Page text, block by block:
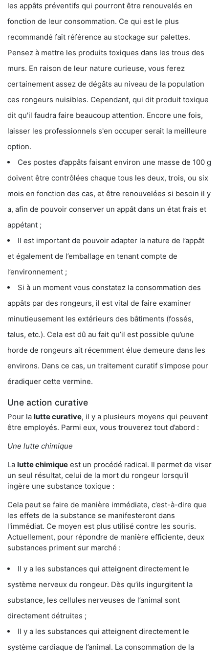
les appâts préventifs qui pourront être renouvelés en
fonction de leur consommation. Ce qui est le plus
recommandé fait référence au stockage sur palettes.
Pensez à mettre les produits toxiques dans les trous des
murs. En raison de leur nature curieuse, vous ferez
certainement assez de dégâts au niveau de la population
ces rongeurs nuisibles. Cependant, qui dit produit toxique
dit qu'il faudra faire beaucoup attention. Encore une fois,
laisser les professionnels s'en occuper serait la meilleure
option.
Ces postes d’appâts faisant environ une masse de 100 g
doivent être contrôlées chaque tous les deux, trois, ou six
mois en fonction des cas, et être renouvelées si besoin il y
a, afin de pouvoir conserver un appât dans un état frais et
appétant ;
Il est important de pouvoir adapter la nature de l’appât
et également de l’emballage en tenant compte de
l’environnement ;
Si à un moment vous constatez la consommation des
appâts par des rongeurs, il est vital de faire examiner
minutieusement les extérieurs des bâtiments (fossés,
talus, etc.). Cela est dû au fait qu’il est possible qu’une
horde de rongeurs ait récemment élue demeure dans les
environs. Dans ce cas, un traitement curatif s’impose pour
éradiquer cette vermine.
Une action curative
Pour la lutte curative, il y a plusieurs moyens qui peuvent
être employés. Parmi eux, vous trouverez tout d’abord :
Une lutte chimique
La lutte chimique est un procédé radical. Il permet de viser
un seul résultat, celui de la mort du rongeur lorsqu'il
ingère une substance toxique :
Cela peut se faire de manière immédiate, c’est-à-dire que
les effets de la substance se manifesteront dans
l'immédiat. Ce moyen est plus utilisé contre les souris.
Actuellement, pour répondre de manière efficiente, deux
substances priment sur marché :
Il y a les substances qui atteignent directement le
système nerveux du rongeur. Dès qu’ils ingurgitent la
substance, les cellules nerveuses de l’animal sont
directement détruites ;
Il y a les substances qui atteignent directement le
système cardiaque de l’animal. La consommation de la